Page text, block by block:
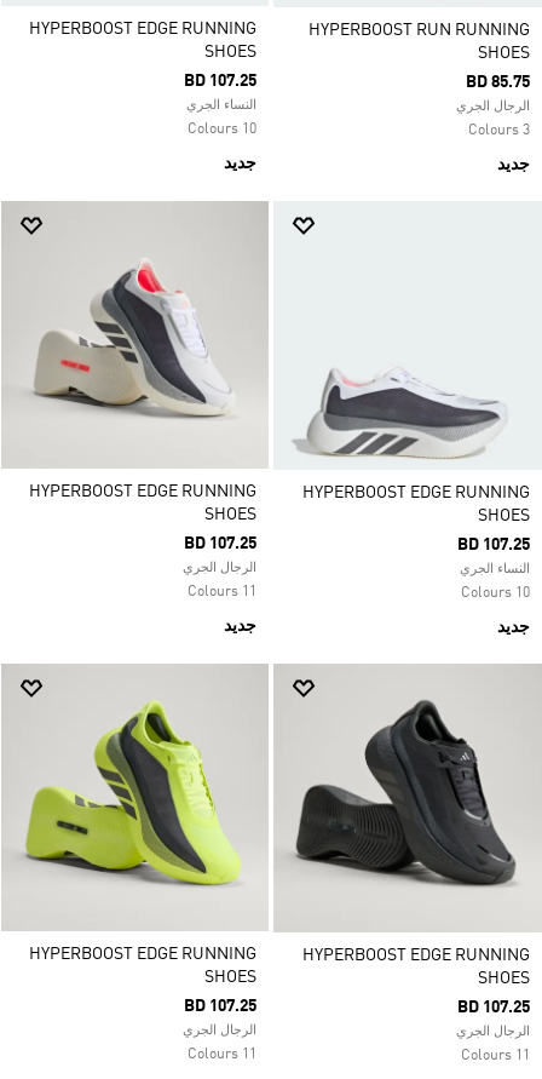
HYPERBOOST RUN RUNNING
SHOES
BD 85.75
الرجال الجري
3 Colours
جديد
HYPERBOOST EDGE RUNNING
SHOES
BD 107.25
النساء الجري
10 Colours
جديد
HYPERBOOST EDGE RUNNING
SHOES
BD 107.25
النساء الجري
10 Colours
جديد
HYPERBOOST EDGE RUNNING
SHOES
BD 107.25
الرجال الجري
11 Colours
جديد
HYPERBOOST EDGE RUNNING
SHOES
BD 107.25
الرجال الجري
11 Colours
HYPERBOOST EDGE RUNNING
SHOES
BD 107.25
الرجال الجري
11 Colours